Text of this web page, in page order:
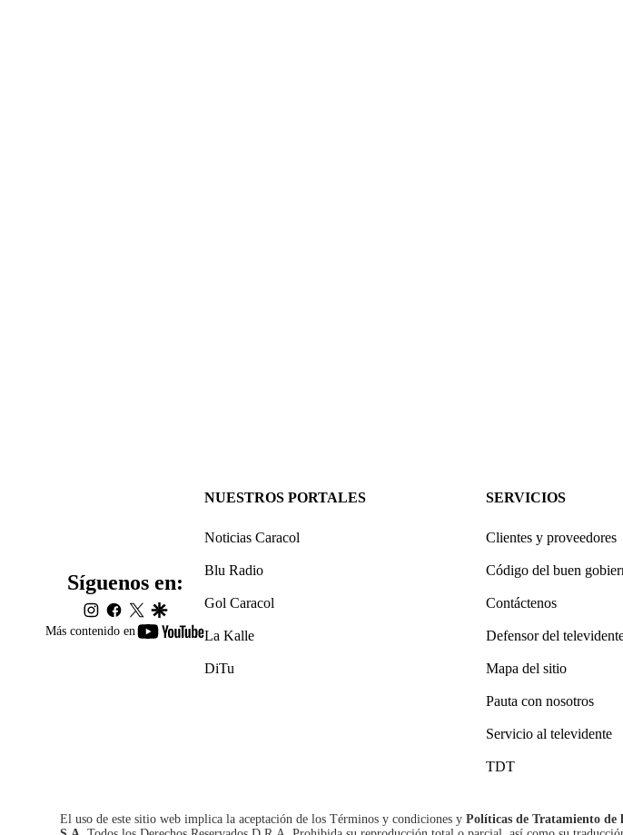
Más contenido en
youtube-
Síguenos en:
instagram
facebook
twittergoogle
NUESTROS PORTALES
Noticias Caracol
Blu Radio
Gol Caracol
La Kalle
DiTu
SERVICIOS
Clientes y proveedores
Código del buen
Contáctenos
Defensor del
Mapa del sitio
Pauta con nosotros
Servicio al televidente
TDT
El uso de este sitio web implica la aceptación de los Términos y condiciones y Políticas de Tratamiento de